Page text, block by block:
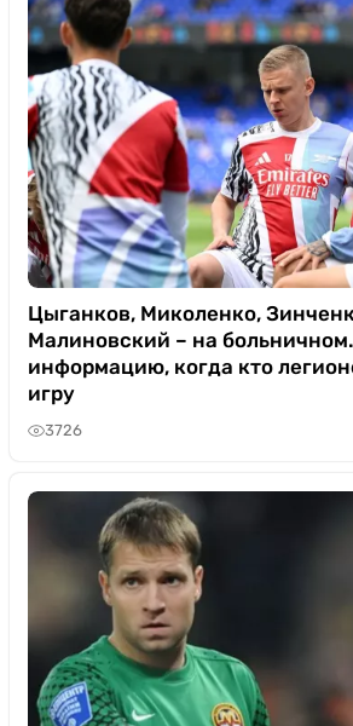
Цыганков, Миколенко,
Малиновский – на
информацию, когда кто
игру
3726